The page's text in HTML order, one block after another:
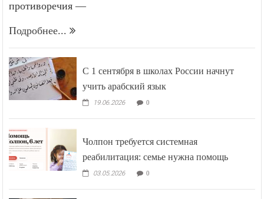
противоречия —
Подробнее...
С 1 сентября в школах России начнут
учить арабский язык
19.06.2026 0
Чолпон требуется системная
реабилитация: семье нужна помощь
03.05.2026 0